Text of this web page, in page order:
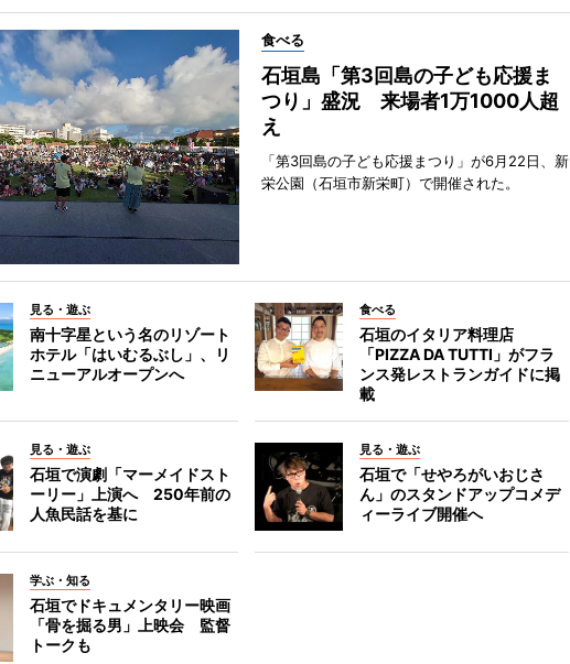
食べる
石垣島「第3回島の子ども応援ま
つり」盛況 来場者1万1000人超
え
「第3回島の子ども応援まつり」が6月22日、新
栄公園（石垣市新栄町）で開催された。
見る・遊ぶ
南十字星という名のリゾート
ホテル「はいむるぶし」、リ
ニューアルオープンへ
食べる
石垣のイタリア料理店
「PIZZA DA TUTTI」がフラ
ンス発レストランガイドに掲
載
見る・遊ぶ
石垣で演劇「マーメイドスト
ーリー」上演へ 250年前の
人魚民話を基に
見る・遊ぶ
石垣で「せやろがいおじさ
ん」のスタンドアップコメデ
ィーライブ開催へ
学ぶ・知る
石垣でドキュメンタリー映画
「骨を掘る男」上映会 監督
トークも